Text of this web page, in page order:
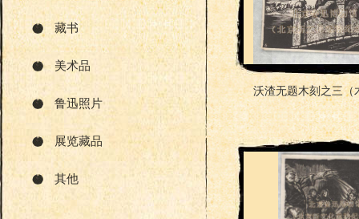
藏书
美术品
鲁迅照片
展览藏品
其他
沃渣无题木刻之三